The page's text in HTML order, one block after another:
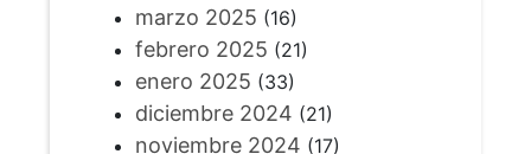
marzo 2025 (16)
febrero 2025 (21)
enero 2025 (33)
diciembre 2024 (21)
noviembre 2024 (17)